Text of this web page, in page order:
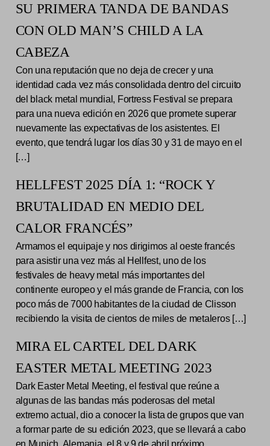
SU PRIMERA TANDA DE BANDAS
CON OLD MAN’S CHILD A LA
CABEZA
Con una reputación que no deja de crecer y una
identidad cada vez más consolidada dentro del circuito
del black metal mundial, Fortress Festival se prepara
para una nueva edición en 2026 que promete superar
nuevamente las expectativas de los asistentes. El
evento, que tendrá lugar los días 30 y 31 de mayo en el
[…]
HELLFEST 2025 DÍA 1: “ROCK Y
BRUTALIDAD EN MEDIO DEL
CALOR FRANCÉS”
Armamos el equipaje y nos dirigimos al oeste francés
para asistir una vez más al Hellfest, uno de los
festivales de heavy metal más importantes del
continente europeo y el más grande de Francia, con los
poco más de 7000 habitantes de la ciudad de Clisson
recibiendo la visita de cientos de miles de metaleros […]
MIRA EL CARTEL DEL DARK
EASTER METAL MEETING 2023
Dark Easter Metal Meeting, el festival que reúne a
algunas de las bandas más poderosas del metal
extremo actual, dio a conocer la lista de grupos que van
a formar parte de su edición 2023, que se llevará a cabo
en Munich, Alemania, el 8 y 9 de abril próximo.